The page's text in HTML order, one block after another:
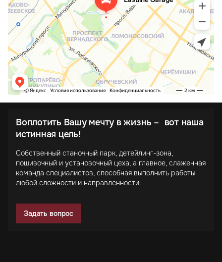
Воплотить Вашу мечту в жизнь – вот наша
истинная цель!
Собственный станочный парк, детейлинг-зона,
пошивочный и установочный цеха, а главное, слаженная
команда специалистов, способная выполнить работы
любой сложности и направленности.
Задать вопрос